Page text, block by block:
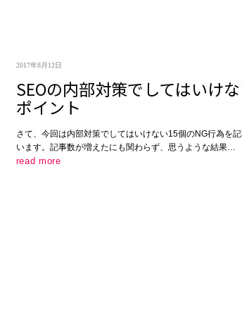
2017年8月12日
SEOの内部対策でしてはいけ
ポイント
さて、今回は内部対策でしてはいけない15個のNG行為を
います。記事数が増えたにも関わらず、思うような結果…
read more